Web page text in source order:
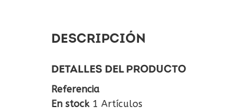
DESCRIPCIÓN
DETALLES DEL PRODUCTO
Referencia
En stock 1 Artículos